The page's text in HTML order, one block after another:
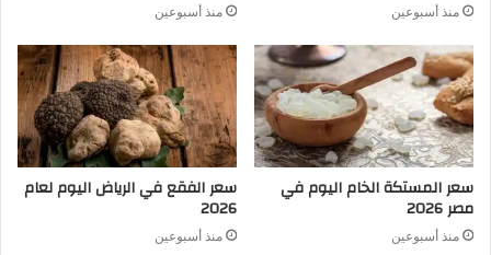
منذ أسبوعين منذ أسبوعين
سعر المستكة الخام اليوم في
مصر 2026
منذ أسبوعين
سعر الفقع في الرياض اليوم لعام
2026
منذ أسبوعين